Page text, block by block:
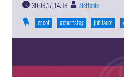
30.09.17, 14:38
steffanie
epcot
geburtstag jubiläum